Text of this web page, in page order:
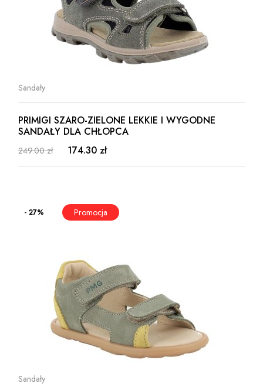
Sandały
PRIMIGI SZARO-ZIELONE LEKKIE I WYGODNE
SANDAŁY DLA CHŁOPCA
249.00 zł 174.30 zł
- 27%
Sandały